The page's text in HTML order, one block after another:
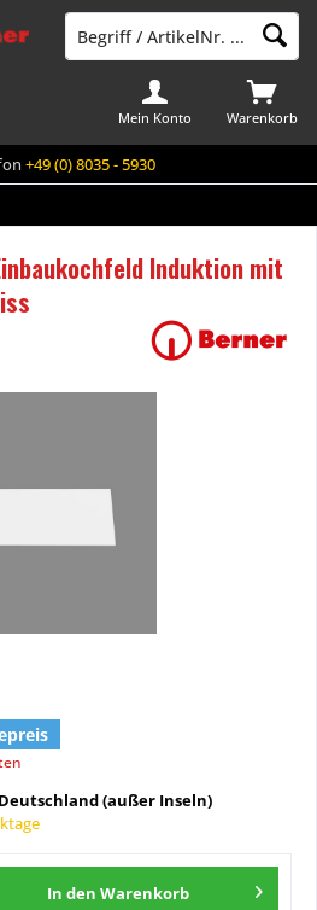
+49 (0) 8035 - 5930
Warenkorb
Mein Konto
Induktion mit
(außer Inseln)
In den Warenkorb